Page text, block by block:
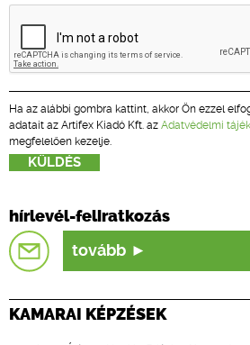
Ha az alábbi gombra kattint, akkor Ön ezzel
adatait az Artifex Kiadó Kft. az Adatvédelmi
megfelelően kezelje.
hírlevél-feliratkozás
tovább
KAMARAI KÉPZÉSEK